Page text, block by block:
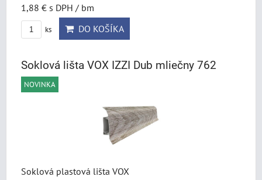
1,88 € s DPH / bm
ks DO KOŠÍKA
Soklová lišta VOX IZZI Dub mliečny 762
NOVINKA
Soklová plastová lišta VOX